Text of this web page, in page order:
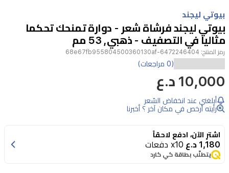
1
1
بيوتي ليجند
بيوتي ليجند فرشاة شعر - دوارة تمنحك تحكما
مثاليا في التصفيف - ذهبي, 53 مم
رمز المنتج: 6472246404-68e67fb955804500360130af
.فرشاة
تصفيف
الشعر
تمنحك
تحكما
(0 مراجعات)
10,000 د.ع
أبلغني عند انخفاض السّعر
رأيته أرخص في مكان آخر ؟ أخبرنا
اشترِ الآن، ادفع لاحقاً
1,180 د.ع x10 دفعات
يتطلّب بطاقة كي كارد